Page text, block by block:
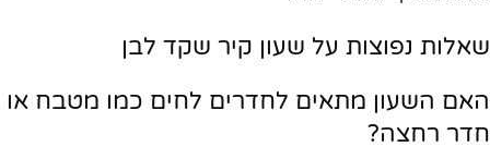
שאלות נפוצות על שעון קיר שקד לבן
האם השעון מתאים לחדרים לחים כמו מטבח או
חדר רחצה?